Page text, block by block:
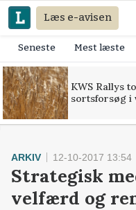
Læs e-avisen
Seneste Mest læste
KWS Rallys
sortsforsøg i
ARKIV 12-10-2017 13:54
Strategisk
velfærd og